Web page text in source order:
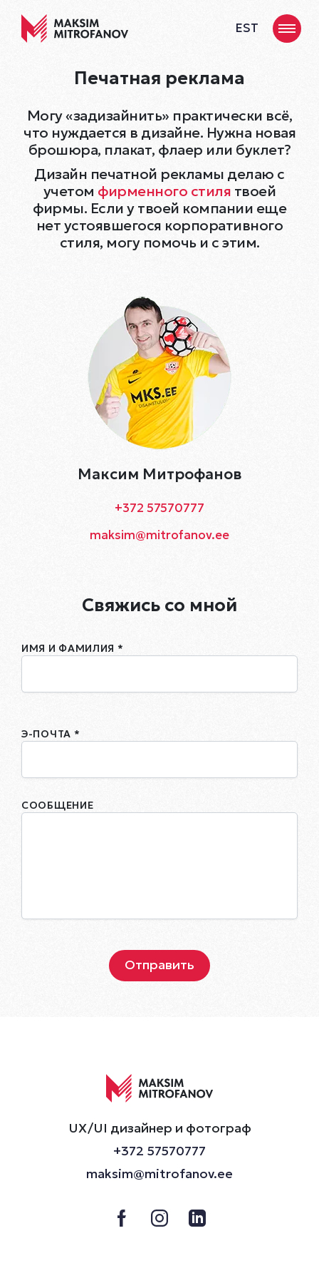
EST
Печатная реклама
Могу «задизайнить» практически всё,
что нуждается в дизайне. Нужна новая
брошюра, плакат, флаер или буклет?
Дизайн печатной рекламы делаю с
учетом фирменного стиля твоей
фирмы. Если у твоей компании еще
нет устоявшегося корпоративного
стиля, могу помочь и с этим.
Максим Митрофанов
+372 57570777
maksim@mitrofanov.ee
Свяжись со мной
ИМЯ И ФАМИЛИЯ *
Э-ПОЧТА *
СООБЩЕНИЕ
UX/UI дизайнер и фотограф
+372 57570777
maksim@mitrofanov.ee